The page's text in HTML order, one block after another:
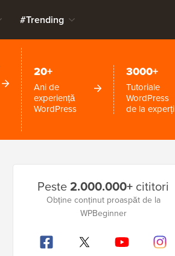
#Trending
20+
Ani de
experiență
WordPress
3000+
Tutoriale
WordPress
de la experți
laterală
Peste2.000.000+ cititori
Obține conținut proaspăt de la
WPBeginner